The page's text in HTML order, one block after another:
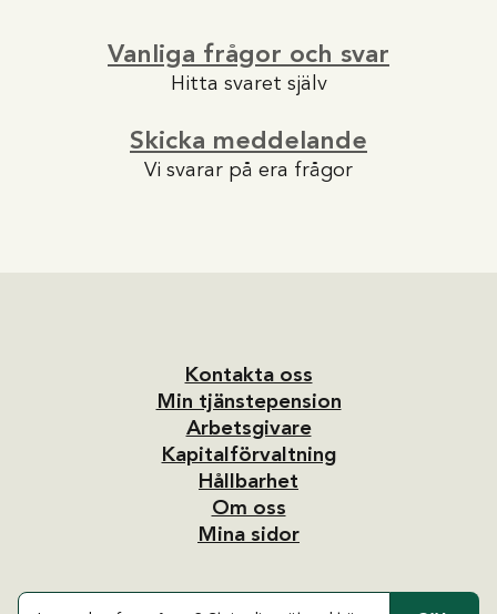
Vanliga frågor och svar
Hitta svaret själv
Skicka meddelande
Vi svarar på era frågor
Kontakta oss
Min tjänstepension
Arbetsgivare
Kapitalförvaltning
Hållbarhet
Om oss
Mina sidor